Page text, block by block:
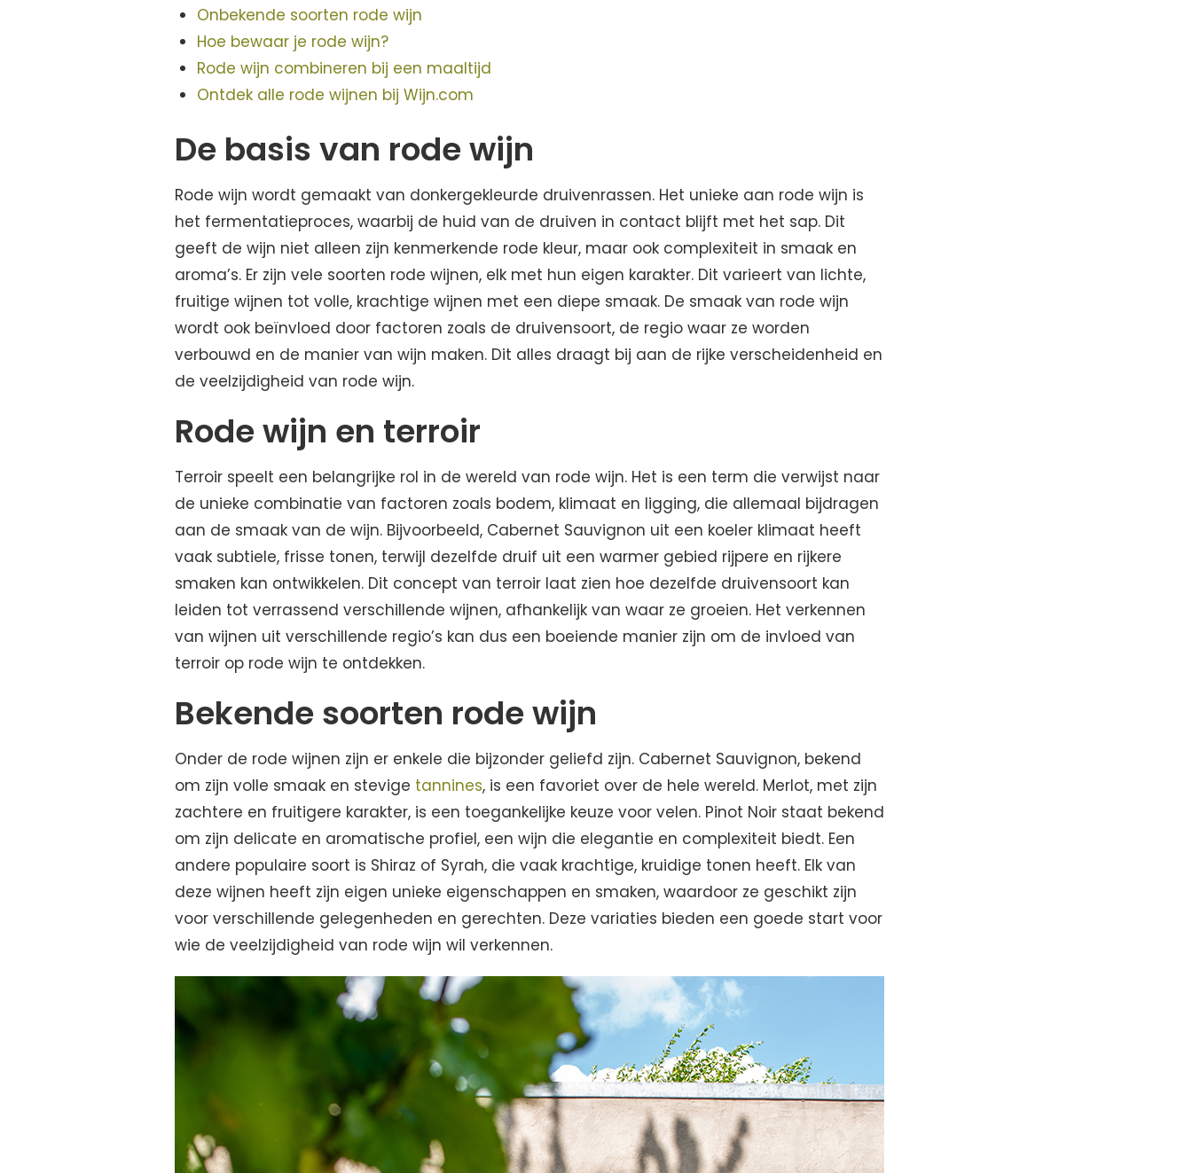
Onbekende soorten rode wijn
Hoe bewaar je rode wijn?
Rode wijn combineren bij een maaltijd
Ontdek alle rode wijnen bij Wijn.com
De basis van rode wijn
Rode wijn wordt gemaakt van donkergekleurde druivenrassen. Het unieke aan rode wijn is
het fermentatieproces, waarbij de huid van de druiven in contact blijft met het sap. Dit
geeft de wijn niet alleen zijn kenmerkende rode kleur, maar ook complexiteit in smaak en
aroma’s. Er zijn vele soorten rode wijnen, elk met hun eigen karakter. Dit varieert van lichte,
fruitige wijnen tot volle, krachtige wijnen met een diepe smaak. De smaak van rode wijn
wordt ook beïnvloed door factoren zoals de druivensoort, de regio waar ze worden
verbouwd en de manier van wijn maken. Dit alles draagt bij aan de rijke verscheidenheid en
de veelzijdigheid van rode wijn.
Rode wijn en terroir
Terroir speelt een belangrijke rol in de wereld van rode wijn. Het is een term die verwijst naar
de unieke combinatie van factoren zoals bodem, klimaat en ligging, die allemaal bijdragen
aan de smaak van de wijn. Bijvoorbeeld, Cabernet Sauvignon uit een koeler klimaat heeft
vaak subtiele, frisse tonen, terwijl dezelfde druif uit een warmer gebied rijpere en rijkere
smaken kan ontwikkelen. Dit concept van terroir laat zien hoe dezelfde druivensoort kan
leiden tot verrassend verschillende wijnen, afhankelijk van waar ze groeien. Het verkennen
van wijnen uit verschillende regio’s kan dus een boeiende manier zijn om de invloed van
terroir op rode wijn te ontdekken.
Bekende soorten rode wijn
Onder de rode wijnen zijn er enkele die bijzonder geliefd zijn. Cabernet Sauvignon, bekend
om zijn volle smaak en stevige tannines, is een favoriet over de hele wereld. Merlot, met zijn
zachtere en fruitigere karakter, is een toegankelijke keuze voor velen. Pinot Noir staat bekend
om zijn delicate en aromatische profiel, een wijn die elegantie en complexiteit biedt. Een
andere populaire soort is Shiraz of Syrah, die vaak krachtige, kruidige tonen heeft. Elk van
deze wijnen heeft zijn eigen unieke eigenschappen en smaken, waardoor ze geschikt zijn
voor verschillende gelegenheden en gerechten. Deze variaties bieden een goede start voor
wie de veelzijdigheid van rode wijn wil verkennen.